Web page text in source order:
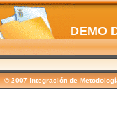
DEMO
© 2007 Integración de